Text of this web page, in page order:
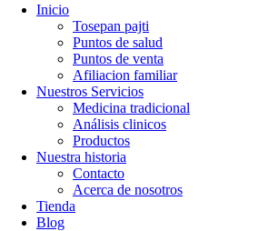
Inicio
Tosepan pajti
Puntos de salud
Puntos de venta
Afiliacion familiar
Nuestros Servicios
Medicina tradicional
Análisis clinicos
Productos
Nuestra historia
Contacto
Acerca de nosotros
Tienda
Blog